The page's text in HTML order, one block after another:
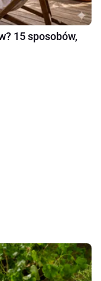
15 sposobów,